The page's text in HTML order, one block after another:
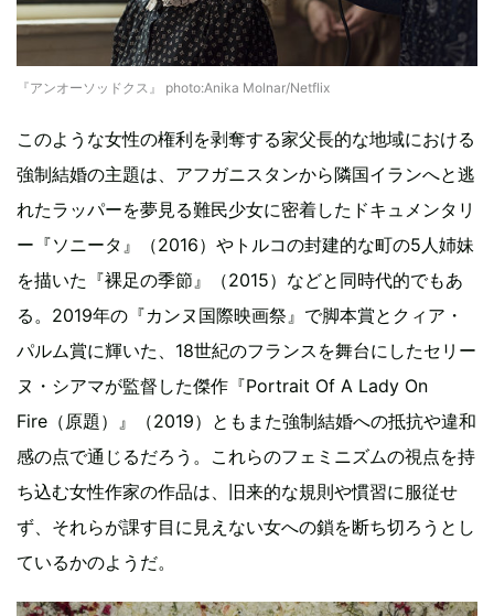
『アンオーソッドクス』 photo:Anika Molnar/Netflix
このような女性の権利を剥奪する家父長的な地域における
強制結婚の主題は、アフガニスタンから隣国イランへと逃
れたラッパーを夢見る難民少女に密着したドキュメンタリ
ー『ソニータ』（2016）やトルコの封建的な町の5人姉妹
を描いた『裸足の季節』（2015）などと同時代的でもあ
る。2019年の『カンヌ国際映画祭』で脚本賞とクィア・
パルム賞に輝いた、18世紀のフランスを舞台にしたセリー
ヌ・シアマが監督した傑作『Portrait Of A Lady On
Fire（原題）』（2019）ともまた強制結婚への抵抗や違和
感の点で通じるだろう。これらのフェミニズムの視点を持
ち込む女性作家の作品は、旧来的な規則や慣習に服従せ
ず、それらが課す目に見えない女への鎖を断ち切ろうとし
ているかのようだ。